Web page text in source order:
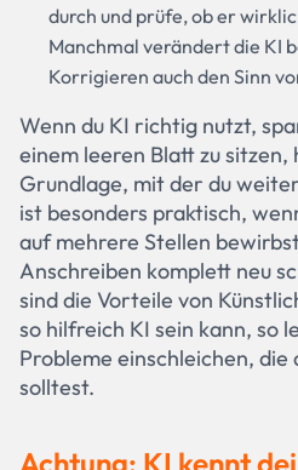
durch und prüfe, ob er
Manchmal verändert die KI
Korrigieren auch den Sinn
Wenn du KI richtig nutzt,
einem leeren Blatt zu
Grundlage, mit der du
ist besonders praktisch,
auf mehrere Stellen
Anschreiben komplett neu
sind die Vorteile von
so hilfreich KI sein kann, so
Probleme einschleichen,
solltest.